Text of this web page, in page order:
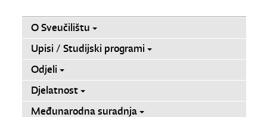
O Sveučilištu
Upisi / Studijski programi
Odjeli
Djelatnost
Međunarodna suradnja